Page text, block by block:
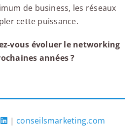
de business, les réseaux
cette puissance.
vous évoluer le networking
années ?
| conseilsmarketing.com